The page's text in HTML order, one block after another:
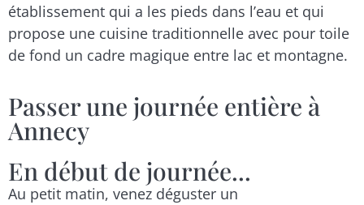
établissement qui a les pieds dans l’eau et qui
propose une cuisine traditionnelle avec pour toile
de fond un cadre magique entre lac et montagne.
Passer une journée entière à
Annecy
En début de journée...
Au petit matin, venez déguster un